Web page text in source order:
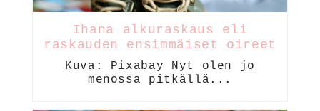
Ihana alkuraskaus eli
raskauden ensimmäiset oireet
Kuva: Pixabay Nyt olen jo
menossa pitkällä...